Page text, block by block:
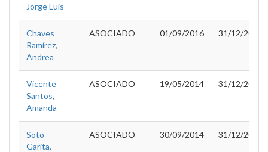
Jorge Luis
Chaves
Ramírez,
Andrea
ASOCIADO 01/09/2016 31/12/2016
Vicente
Santos,
Amanda
ASOCIADO 19/05/2014 31/12/2015
Soto
Garita,
ASOCIADO 30/09/2014 31/12/2015